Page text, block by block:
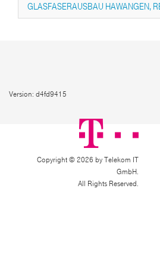
GLASFASERAUSBAU HAWANGEN,
Version: d4fd9415
Copyright © 2026 by Telekom IT
GmbH.
All Rights Reserved.